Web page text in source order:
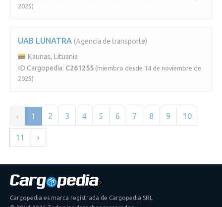
2025)
UAB LUNATRA (Agencia de transporte)
Kaunas, Lituania
ID Cargopedia: C261255 (miembro desde 14 de noviembre de
2025)
‹ 1 2 3 4 5 6 7 8 9 10
11 ›
Cargopedia es marca registrada de Cargopedia SRL